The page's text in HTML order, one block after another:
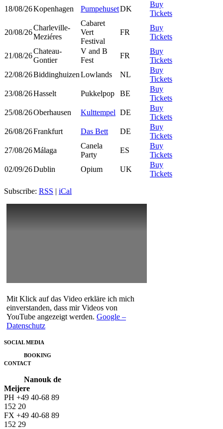
18/08/26Kopenhagen PumpehusetDK
Buy
Tickets
20/08/26
Charleville-
Meziéres
Cabaret
Vert
Festival
FR
Buy
Tickets
21/08/26
Chateau-
Gontier
V and B
Fest
FR
Buy
Tickets
22/08/26BiddinghuizenLowlands NL
Buy
Tickets
23/08/26Hasselt Pukkelpop BE
Buy
Tickets
25/08/26Oberhausen Kulttempel DE
Buy
Tickets
26/08/26Frankfurt Das Bett DE
Buy
Tickets
27/08/26Málaga
Canela
Party
ES
Buy
Tickets
02/09/26Dublin Opium UK
Buy
Tickets
Subscribe: RSS | iCal
Mit Klick auf das Video erkläre ich mich
einverstanden, dass mir Videos von
YouTube angezeigt werden. Google –
Datenschutz
SOCIAL MEDIA
BOOKING
CONTACT
Nanouk de
Meijere
PH +49 40-68 89
152 20
FX +49 40-68 89
152 29